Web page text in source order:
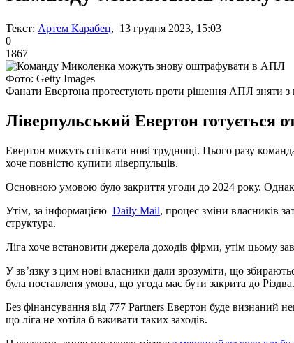
Текст: Артем Карабец, 13 грудня 2023, 15:03
0
1867
Фото: Getty Images
Фанати Евертона протестують проти рішення АПЛ зняти з
Ліверпульський Евертон готується
Евертон можуть спіткати нові труднощі. Цього разу
хоче повністю купити ліверпульців.
Основною умовою було закриття угоди до 2024 року.
Утім, за інформацією Daily Mail, процес зміни власників
структура.
Ліга хоче встановити джерела доходів фірми, утім цьому
У зв’язку з цим нові власники дали зрозуміти, що
була поставленя умова, що угода має бути закрита до Різдва.
Без фінансування від 777 Partners Евертон буде
що ліга не хотіла б вживати таких заходів.